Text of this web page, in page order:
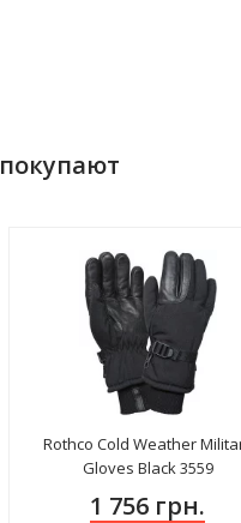
Rothco Cold Weather
Gloves Black 3559
1 756 грн.